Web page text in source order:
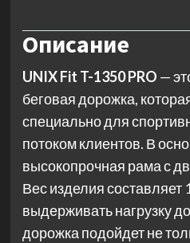
Описание
UNIX Fit T-1350 PRO —
беговая дорожка,
специально для
потоком клиентов. В
высокопрочная рама с
Вес изделия составляет
выдерживать нагрузку
дорожка подойдет не